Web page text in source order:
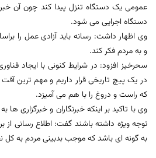
عمومی یک دستگاه تنزل پیدا کند چون آن
دستگاه اجرایی می شود.
وی اظهار داشت: رسانه باید آزادی عمل را
و به مردم فکر کند.
سحرخیز افزود: در شرایط کنونی با ایجاد
در یک پیچ تاریخی قرار داریم و مهم ترین
که راست و دروغ را با هم می آمیزد.
وی با تاکید بر اینکه خبرنگاران و خبرگزاری
توجه ویژه داشته باشند گفت: اطلاع رسانی از
به گونه ای باشد که موجب بدبینی مردم به کل